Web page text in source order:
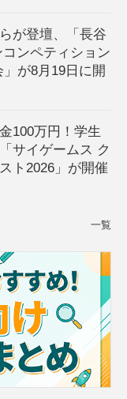
が登壇、「長谷
ンペティション
が8月19日に開
100万円！学生
サイゲームス ク
ト2026」が開催
一覧